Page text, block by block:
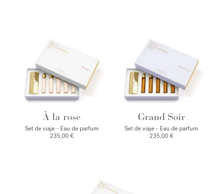
À la rose
Set de viaje - Eau de parfum
235,00 €
Grand Soir
Set de viaje - Eau de parfum
235,00 €